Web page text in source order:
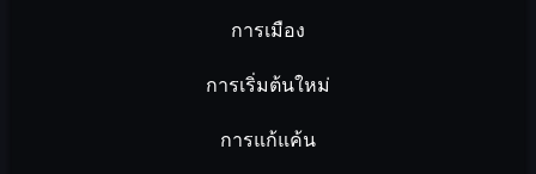
การเมือง
การเริ่มต้นใหม่
การแก้แค้น